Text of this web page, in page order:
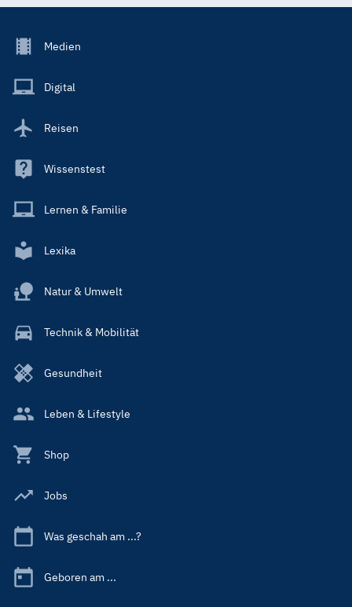
Footer
Main
Medien
Digital
Reisen
Wissenstest
Lernen & Familie
Lexika
Natur & Umwelt
Technik & Mobilität
Gesundheit
Leben & Lifestyle
Shop
Jobs
Was geschah am ...?
Geboren am ...